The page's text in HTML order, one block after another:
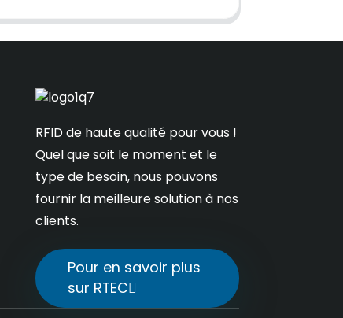
RFID de haute qualité pour vous !
Quel que soit le moment et le
type de besoin, nous pouvons
fournir la meilleure solution à nos
clients.
Pour en savoir plus
sur RTEC